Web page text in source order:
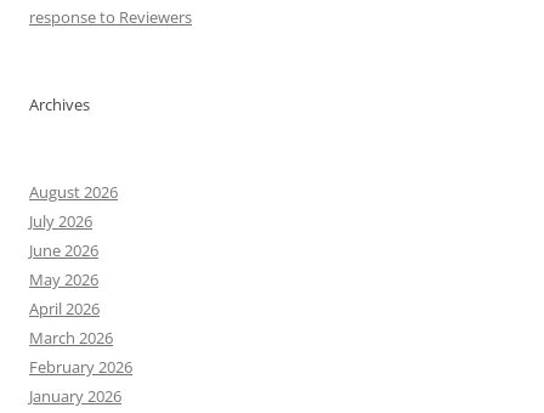
response to Reviewers
Archives
August 2026
July 2026
June 2026
May 2026
April 2026
March 2026
February 2026
January 2026